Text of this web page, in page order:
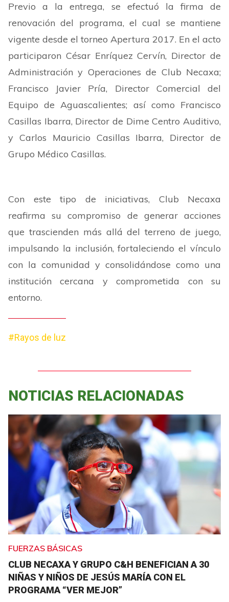
Previo a la entrega, se efectuó la firma de
renovación del programa, el cual se mantiene
vigente desde el torneo Apertura 2017. En el acto
participaron César Enríquez Cervín, Director de
Administración y Operaciones de Club Necaxa;
Francisco Javier Pría, Director Comercial del
Equipo de Aguascalientes; así como Francisco
Casillas Ibarra, Director de Dime Centro Auditivo,
y Carlos Mauricio Casillas Ibarra, Director de
Grupo Médico Casillas.
Con este tipo de iniciativas, Club Necaxa
reafirma su compromiso de generar acciones
que trascienden más allá del terreno de juego,
impulsando la inclusión, fortaleciendo el vínculo
con la comunidad y consolidándose como una
institución cercana y comprometida con su
entorno.
#Rayos de luz
NOTICIAS RELACIONADAS
FUERZAS BÁSICAS
CLUB NECAXA Y GRUPO C&H BENEFICIAN A 30
NIÑAS Y NIÑOS DE JESÚS MARÍA CON EL
PROGRAMA “VER MEJOR”